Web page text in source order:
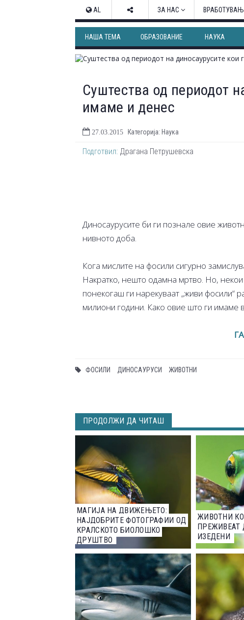
AL ЗА НАС
НАША ТЕМА ОБРАЗОВАНИЕ НАУКА
Суштества од периодот
имаме и денес
27.03.2015 Категорија: Наука
Подготвил: Драгана Петрушевска
Диносаурусите би ги познале овие
нивното доба.
Кога мислите на фосили сигурно
Накратко, нешто одамна мртво. Но,
понекогаш ги нарекуваат „живи фосили“
милиони години. Како овие што ги имаме
ФОСИЛИ ДИНОСАУРУСИ ЖИВОТНИ
ПРОДОЛЖИ ДА ЧИТАШ
МАГИЈА НА ДВИЖЕЊЕТО:
НАЈДОБРИТЕ ФОТОГРАФИИ ОД
КРАЛСКОТО БИОЛОШКО
ДРУШТВО
ЖИВОТНИ
ПРЕЖИВЕАТ
ИЗЕДЕНИ